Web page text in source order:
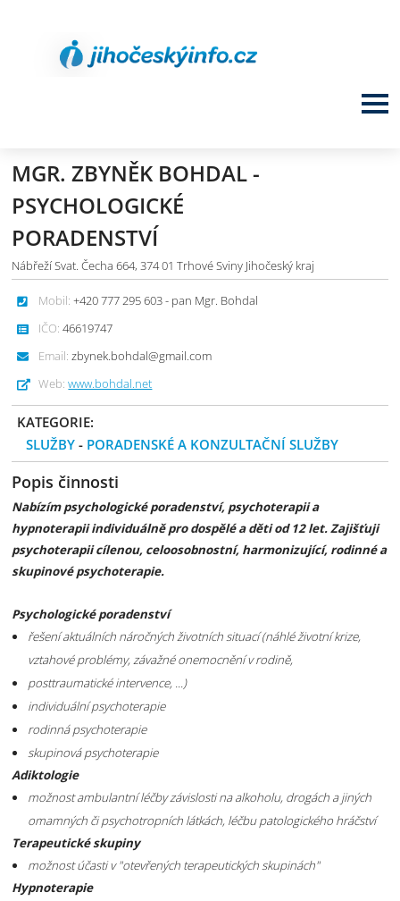
MGR. ZBYNĚK BOHDAL -
PSYCHOLOGICKÉ
PORADENSTVÍ
Nábřeží Svat. Čecha 664, 374 01 Trhové Sviny Jihočeský kraj
Mobil: +420 777 295 603 - pan Mgr. Bohdal
IČO: 46619747
Email: zbynek.bohdal@gmail.com
Web: www.bohdal.net
KATEGORIE:
SLUŽBY - PORADENSKÉ A KONZULTAČNÍ SLUŽBY
Popis činnosti
Nabízím psychologické poradenství, psychoterapii a
hypnoterapii individuálně pro dospělé a děti od 12 let. Zajišťuji
psychoterapii cílenou, celoosobnostní, harmonizující, rodinné a
skupinové psychoterapie.
Psychologické poradenství
řešení aktuálních náročných životních situací (náhlé životní krize,
vztahové problémy, závažné onemocnění v rodině,
posttraumatické intervence, ...)
individuální psychoterapie
rodinná psychoterapie
skupinová psychoterapie
Adiktologie
možnost ambulantní léčby závislosti na alkoholu, drogách a jiných
omamných či psychotropních látkách, léčbu patologického hráčství
Terapeutické skupiny
možnost účasti v "otevřených terapeutických skupinách"
Hypnoterapie